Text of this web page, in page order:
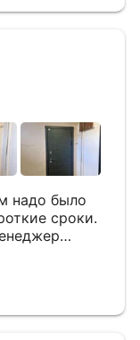
все
довольны.
надо было
сроки.
нам
очень
установили